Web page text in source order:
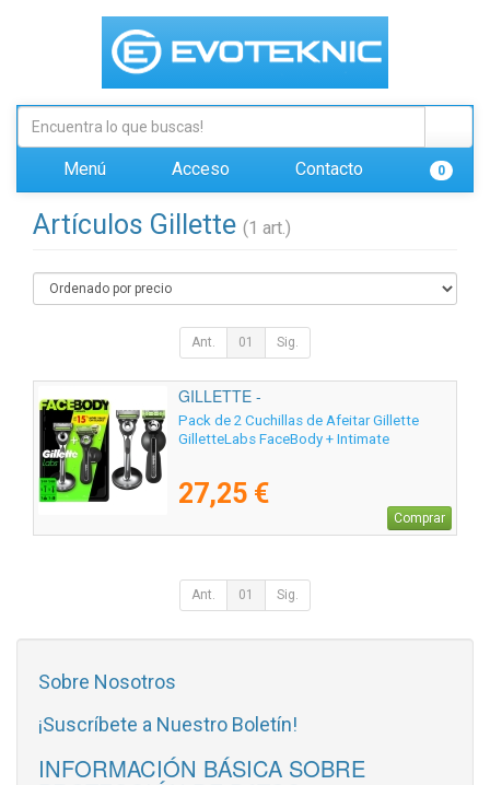
Menú Acceso Contacto 0
Artículos Gillette (1 art.)
Ant. 01 Sig.
GILLETTE -
Pack de 2 Cuchillas de Afeitar Gillette
GilletteLabs FaceBody + Intimate
27,25 €
Comprar
Ant. 01 Sig.
Sobre Nosotros
¡Suscríbete a Nuestro Boletín!
INFORMACIÓN BÁSICA SOBRE